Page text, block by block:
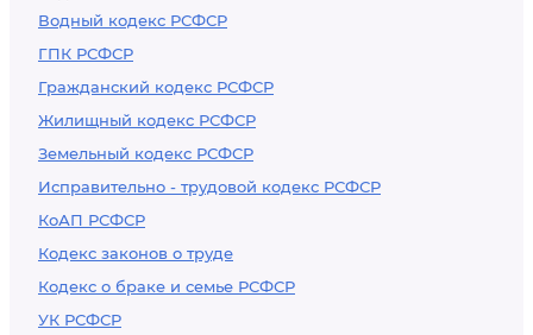
Водный кодекс РСФСР
ГПК РСФСР
Гражданский кодекс РСФСР
Жилищный кодекс РСФСР
Земельный кодекс РСФСР
Исправительно - трудовой кодекс РСФСР
КоАП РСФСР
Кодекс законов о труде
Кодекс о браке и семье РСФСР
УК РСФСР